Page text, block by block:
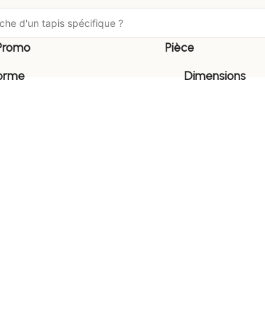
Pièce
Dimensions